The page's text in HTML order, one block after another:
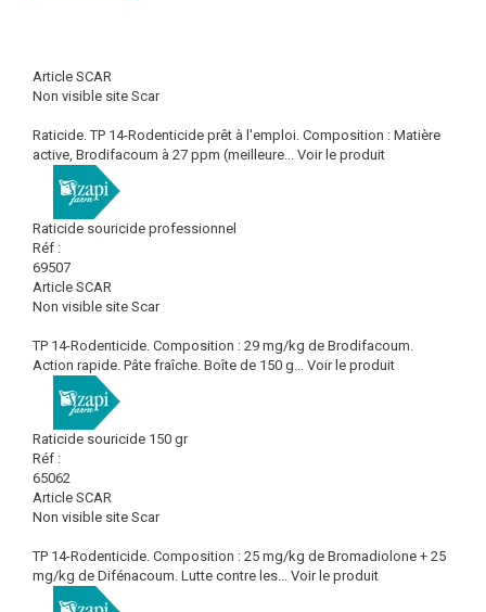
Article SCAR
Non visible site Scar
Raticide. TP 14-Rodenticide prêt à l'emploi. Composition : Matière
active, Brodifacoum à 27 ppm (meilleure... Voir le produit
Raticide souricide professionnel
Réf :
69507
Article SCAR
Non visible site Scar
TP 14-Rodenticide. Composition : 29 mg/kg de Brodifacoum.
Action rapide. Pâte fraîche. Boîte de 150 g... Voir le produit
Raticide souricide 150 gr
Réf :
65062
Article SCAR
Non visible site Scar
TP 14-Rodenticide. Composition : 25 mg/kg de Bromadiolone + 25
mg/kg de Difénacoum. Lutte contre les... Voir le produit